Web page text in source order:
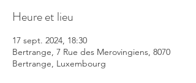
Heure et lieu
17 sept. 2024, 18:30
Bertrange, 7 Rue des Merovingiens, 8070
Bertrange, Luxembourg